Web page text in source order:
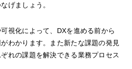
げましょう。
視化によって、DXを進める前から
わかります。また新たな課題の発見
れの課題を解決できる業務プロセス